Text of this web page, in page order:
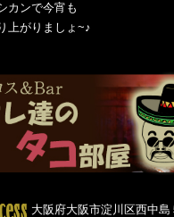
カンで今宵も
上がりましょ~♪
大阪府大阪市淀川区西中